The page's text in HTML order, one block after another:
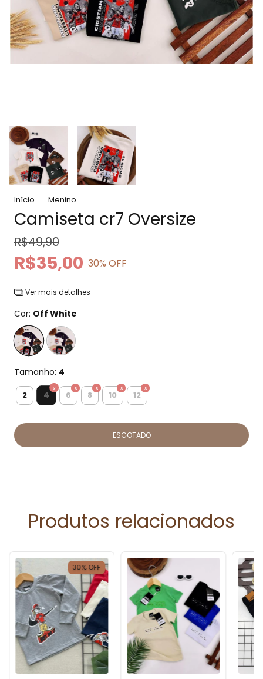
Início Menino
Camiseta cr7 Oversize
R$49,90
R$35,00 30% OFF
Ver mais detalhes
Cor: Off White
Tamanho: 4
2 4 6 8 10 12
Produtos relacionados
30%OFF